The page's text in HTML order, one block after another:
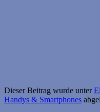
Dieser Beitrag wurde unter
Handys & Smartphones